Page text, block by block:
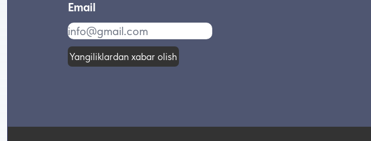
Email
Yangiliklardan xabar olish